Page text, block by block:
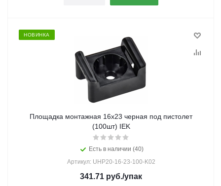
НОВИНКА
Площадка монтажная 16х23 черная под пистолет
(100шт) IEK
Есть в наличии (40)
Артикул: UHP20-16-23-100-K02
341.71 руб./упак